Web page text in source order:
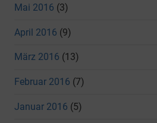
Mai 2016 (3)
April 2016 (9)
März 2016 (13)
Februar 2016 (7)
Januar 2016 (5)